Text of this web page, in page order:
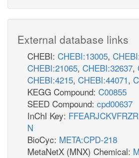
External database links
CHEBI: CHEBI:13005,
CHEBI:21065, CHEBI:32637,
CHEBI:4215, CHEBI:44071,
KEGG Compound: C00855
SEED Compound: cpd00637
InChI Key:
N
BioCyc: META:CPD-218
MetaNetX (MNX) Chemical: